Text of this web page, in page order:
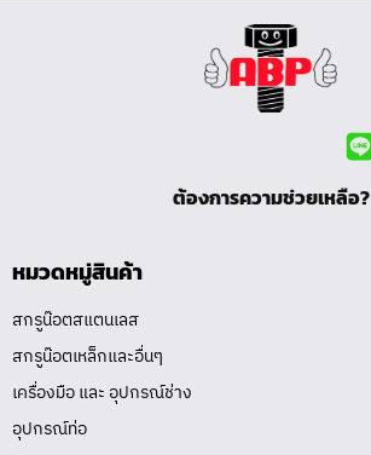
ต้องการความช่วยเหลือ?
หมวดหมู่สินค้า
สกรูน๊อตสแตนเลส
สกรูน๊อตเหล็กและอื่นๆ
เครื่องมือ และ อุปกรณ์ช่าง
อุปกรณ์ท่อ